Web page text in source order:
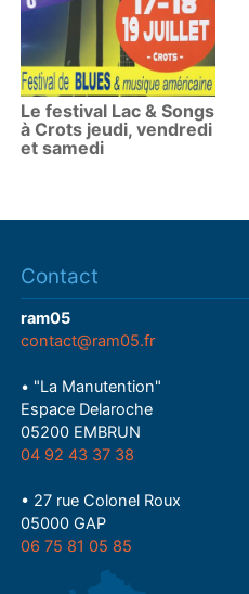
Le festival Lac & Songs
à Crots jeudi, vendredi
et samedi
Contact
ram05
contact@ram05.fr
• "La Manutention"
Espace Delaroche
05200 EMBRUN
04 92 43 37 38
• 27 rue Colonel Roux
05000 GAP
06 75 81 05 85